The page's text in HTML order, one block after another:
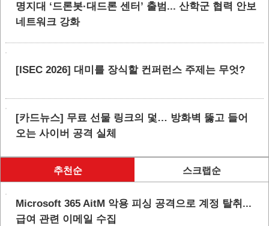
명지대 ‘드론봇·대드론 센터’ 출범... 산학군 협력 안보
네트워크 강화
[ISEC 2026] 대미를 장식할 컨퍼런스 주제는 무엇?
[카드뉴스] 무료 선물 링크의 덫… 방화벽 뚫고 들어
오는 사이버 공격 실체
추천순 스크랩순
Microsoft 365 AitM 악용 피싱 공격으로 계정 탈취...
급여 관련 이메일 수집